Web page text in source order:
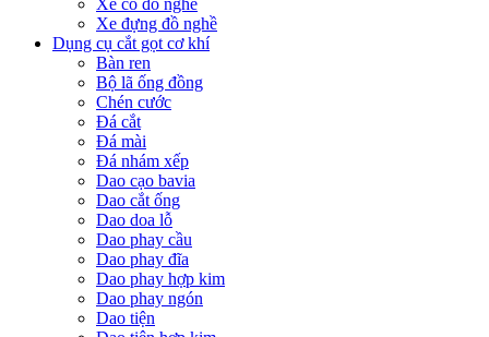
Xe có đồ nghề
Xe đựng đồ nghề
Dụng cụ cắt gọt cơ khí
Bàn ren
Bộ lã ống đồng
Chén cước
Đá cắt
Đá mài
Đá nhám xếp
Dao cạo bavia
Dao cắt ống
Dao doa lỗ
Dao phay cầu
Dao phay đĩa
Dao phay hợp kim
Dao phay ngón
Dao tiện